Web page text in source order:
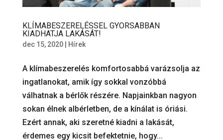
KLÍMABESZERELÉSSEL GYORSABBAN
KIADHATJA LAKÁSÁT!
dec 15, 2020| Hírek
A klímabeszerelés komfortosabbá varázsolja az
ingatlanokat, amik így sokkal vonzóbbá
válhatnak a bérlők részére. Napjainkban nagyon
sokan élnek albérletben, de a kínálat is óriási.
Ezért annak, aki szeretné kiadni a lakását,
érdemes egy kicsit befektetnie, hogy...